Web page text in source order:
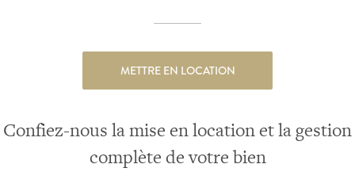
METTRE EN LOCATION
Confiez-nous la mise en location et la gestion
complète de votre bien